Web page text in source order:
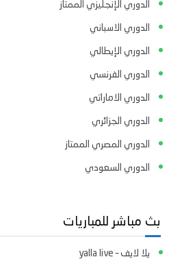
الدوري الإنجليزي الممتاز
الدوري الاسباني
الدوري الإيطالي
الدوري الفرنسي
الدوري الاماراتي
الدوري الجزائري
الدوري المصري الممتاز
الدوري السعودي
بث مباشر للمباريات
يلا لايف – yalla live